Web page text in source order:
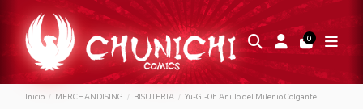
0
Inicio MERCHANDISING BISUTERIA Yu-Gi-Oh Anillo del Milenio Colgante